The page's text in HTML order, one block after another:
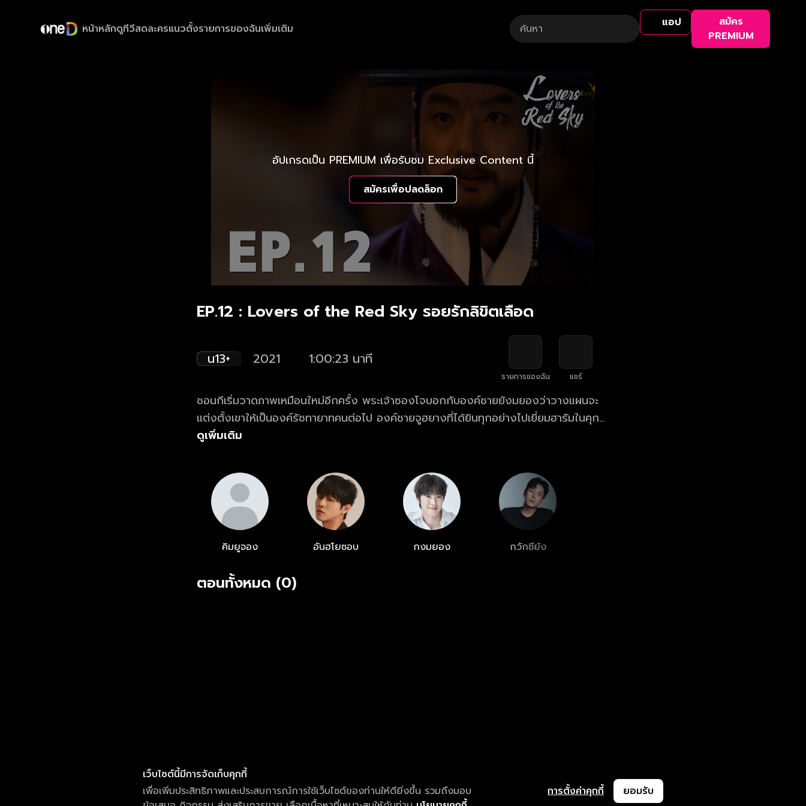
หน้าหลักดูทีวีสดละครแนวตั้งรายการของฉันเพิ่มเติม แอป
สมัคร
PREMIUM
อัปเกรดเป็น PREMIUM เพื่อรับชม Exclusive Content นี้
สมัครเพื่อปลดล็อก
EP.12 : Lovers of the Red Sky รอยรักลิขิตเลือด
น13+ 2021 1:00:23 นาที
รายการของฉัน แชร์
ชอนกีเริ่มวาดภาพเหมือนใหม่อีกครั้ง พระเจ้าซองโจบอกกับองค์ชายยังมยองว่าวางแผนจะ
แต่งตั้งเขาให้เป็นองค์รัชทายาทคนต่อไป องค์ชายจูฮยางที่ได้ยินทุกอย่างไปเยี่ยมฮารัมในคุก
และบอกให้ส่งต่อพญามารมาให้ตัวเอง หลังจากนั้น เขาก็เผชิญหน้ากับพระเจ้าซองโจในเรื่อง
ดูเพิ่มเติม
คิมยูจอง อันฮโยซอบ กงมยอง กวักชียัง
ตอนทั้งหมด (0)
เว็บไซต์นี้มีการจัดเก็บคุกกี้
เพื่อเพิ่มประสิทธิภาพและประสบการณ์การใช้เว็บไซต์ของท่านให้ดียิ่งขึ้น รวมถึงมอบ
การตั้งค่าคุกกี้ ยอมรับ